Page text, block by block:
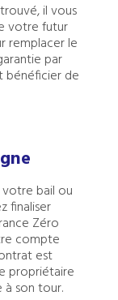
il vous
votre futur
remplacer le
par
bénéficier de
votre bail ou
finaliser
Zéro
compte
est
propriétaire
à son tour.